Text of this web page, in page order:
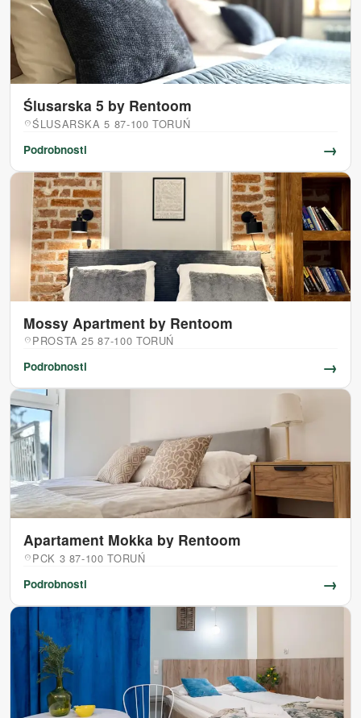
Ślusarska 5 by Rentoom
location_onŚLUSARSKA 5 87-100 TORUŃ
Podrobnosti
→
Mossy Apartment by Rentoom
location_on PROSTA 25 87-100 TORUŃ
Podrobnosti
→
Apartament Mokka by Rentoom
location_on PCK 3 87-100 TORUŃ
Podrobnosti
→